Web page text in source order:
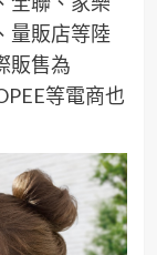
量販店等陸
販售為
等電商也